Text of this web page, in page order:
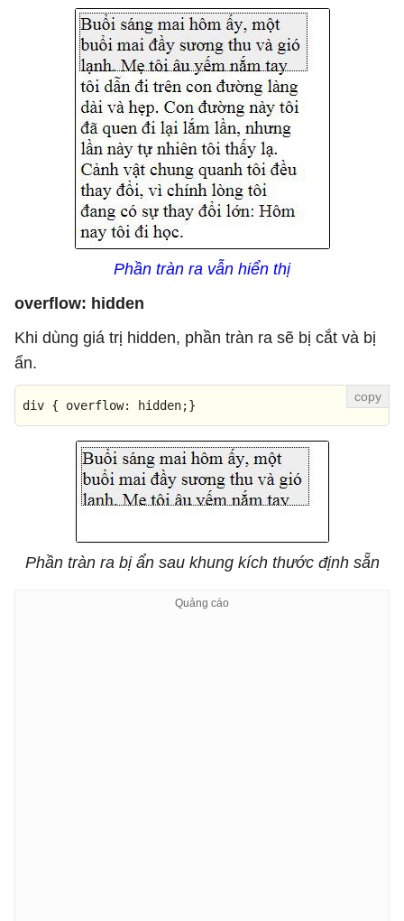
Phần tràn ra vẫn hiển thị
overflow: hidden
Khi dùng giá trị hidden, phần tràn ra sẽ bị cắt và bị
ẩn.
div { overflow: hidden;}
Phần tràn ra bị ẩn sau khung kích thước định sẵn